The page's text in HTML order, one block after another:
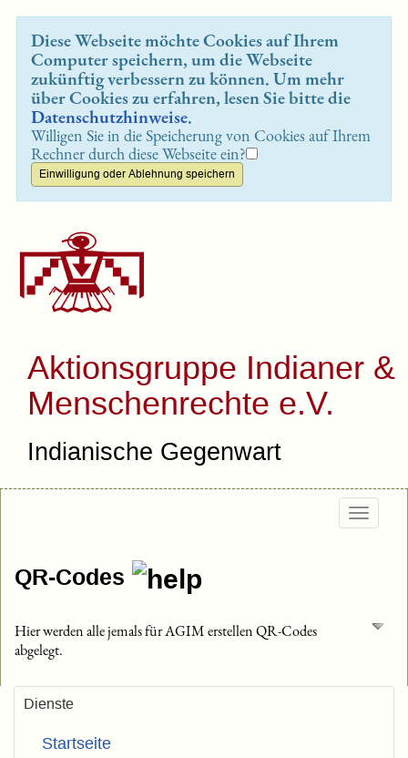
Diese Webseite möchte Cookies auf Ihrem
Computer speichern, um die Webseite
zukünftig verbessern zu können. Um mehr
über Cookies zu erfahren, lesen Sie bitte die
Datenschutzhinweise.
Willigen Sie in die Speicherung von Cookies auf Ihrem
Rechner durch diese Webseite ein?
Aktionsgruppe Indianer &
Menschenrechte e.V.
Indianische Gegenwart
QR-Codes
Hier werden alle jemals für AGIM erstellen QR-Codes
abgelegt.
Dienste
Startseite